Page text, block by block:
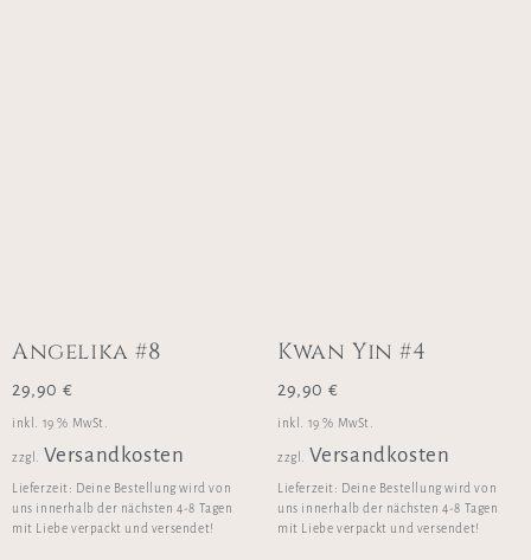
Angelika #8
29,90 €
inkl. 19 % MwSt.
zzgl. Versandkosten
Lieferzeit: Deine Bestellung wird von
uns innerhalb der nächsten 4-8 Tagen
mit Liebe verpackt und versendet!
Kwan Yin #4
29,90 €
inkl. 19 % MwSt.
zzgl. Versandkosten
Lieferzeit: Deine Bestellung wird von
uns innerhalb der nächsten 4-8 Tagen
mit Liebe verpackt und versendet!